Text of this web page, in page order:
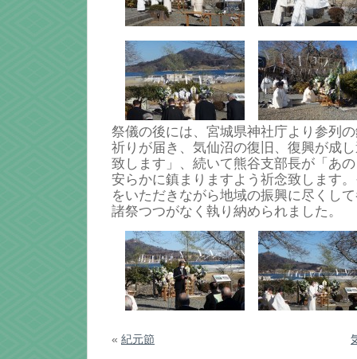
祭儀の後には、宮城県神社庁より参列
祈りが届き、気仙沼の復旧、復興が成
致します」、続いて熊谷支部長が「あ
安らかに鎮まりますよう祈念致します
をいただきながら地域の振興に尽くし
諸祭つつがなく執り納められました。
« 紀元節